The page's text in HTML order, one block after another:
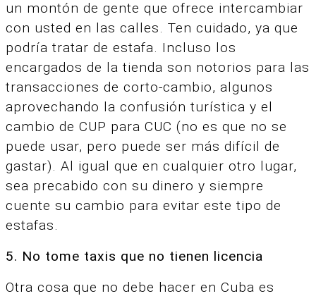
un montón de gente que ofrece intercambiar
con usted en las calles. Ten cuidado, ya que
podría tratar de estafa. Incluso los
encargados de la tienda son notorios para las
transacciones de corto-cambio, algunos
aprovechando la confusión turística y el
cambio de CUP para CUC (no es que no se
puede usar, pero puede ser más difícil de
gastar). Al igual que en cualquier otro lugar,
sea precabido con su dinero y siempre
cuente su cambio para evitar este tipo de
estafas.
5. No tome taxis que no tienen licencia
Otra cosa que no debe hacer en Cuba es